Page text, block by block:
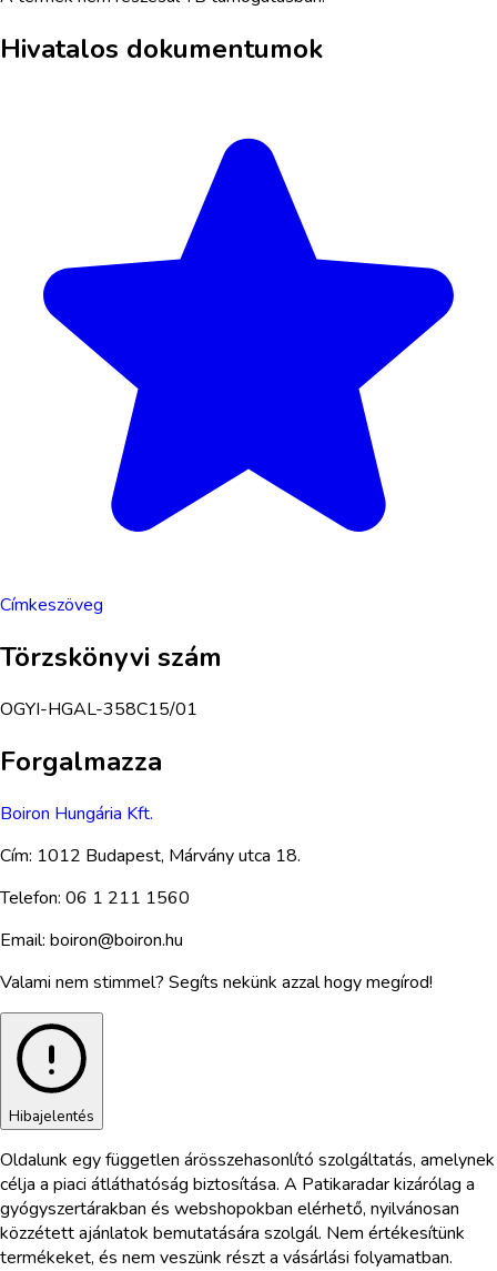
Hivatalos dokumentumok
Címkeszöveg
Törzskönyvi szám
OGYI-HGAL-358C15/01
Forgalmazza
Boiron Hungária Kft.
Cím: 1012 Budapest, Márvány utca 18.
Telefon: 06 1 211 1560
Email: boiron@boiron.hu
Valami nem stimmel? Segíts nekünk azzal hogy megírod!
Hibajelentés
Oldalunk egy független árösszehasonlító szolgáltatás, amelynek
célja a piaci átláthatóság biztosítása. A Patikaradar kizárólag a
gyógyszertárakban és webshopokban elérhető, nyilvánosan
közzétett ajánlatok bemutatására szolgál. Nem értékesítünk
termékeket, és nem veszünk részt a vásárlási folyamatban.